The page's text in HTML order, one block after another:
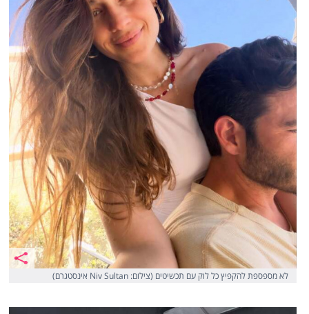
לא מספספת להקפיץ כל לוק עם תכשיטים (צילום: Niv Sultan אינסטגרם)